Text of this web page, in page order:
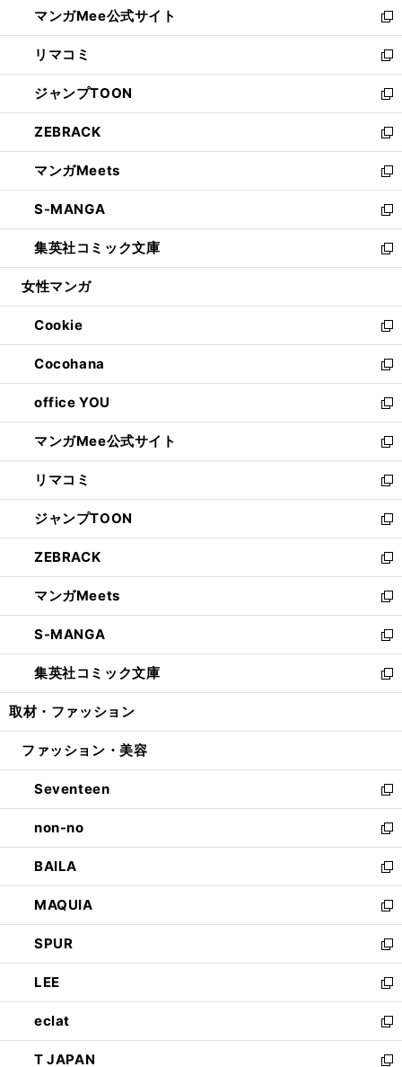
く
ド
ウ
で
開
く
ィ
ン
ド
ウ
で
開
く
い
ウ
ィ
ン
ド
ウ
で
開
く
マンガMee公式サイト
新
し
い
ウ
ィ
ン
ド
ウ
で
開
く
リマコミ
新
し
い
ウ
ィ
ン
ド
ウ
で
開
く
ジャンプTOON
新
し
い
ウ
ィ
ン
ド
ウ
で
開
ZEBRACK
新
し
い
ウ
ィ
ン
ド
ウ
開
く
マンガMeets
新
し
い
ウ
ィ
ン
ウ
で
開
く
S-MANGA
新
し
い
ウ
ン
ド
ウ
で
開
く
集英社コミック文庫
新
し
ウ
ィ
ン
ド
ウ
で
開
く
女性マンガ
Cookie
新
し
い
ウ
ィ
ン
ド
ウ
で
開
く
Cocohana
新
し
い
ウ
ィ
ン
ド
ウ
で
開
く
office YOU
新
し
い
ウ
ィ
ン
ド
ウ
で
開
く
マンガMee公式サイト
新
し
い
ウ
ィ
ン
ド
ウ
で
開
く
リマコミ
新
し
い
ウ
ィ
ン
ド
ウ
で
開
く
ジャンプTOON
新
し
い
ウ
ィ
ン
ド
ウ
で
開
ZEBRACK
新
し
い
ウ
ィ
ン
ド
ウ
開
マンガMeets
新
し
い
ウ
ィ
ン
ウ
開
く
S-MANGA
新
し
い
ウ
ン
ウ
で
開
く
集英社コミック文庫
新
し
ウ
ン
ド
ウ
で
開
く
取材・ファッション
ファッション・美容
Seventeen
新
し
い
ウ
ィ
ン
ド
ウ
で
開
く
non-no
新
し
い
ウ
ィ
ン
ド
ウ
で
開
く
BAILA
新
し
い
ウ
ィ
ン
ド
ウ
で
開
く
MAQUIA
新
し
い
ウ
ィ
ン
ド
ウ
で
SPUR
新
し
い
ウ
ィ
ン
ド
LEE
新
し
い
ウ
ィ
eclat
新
し
い
T JAPAN
新